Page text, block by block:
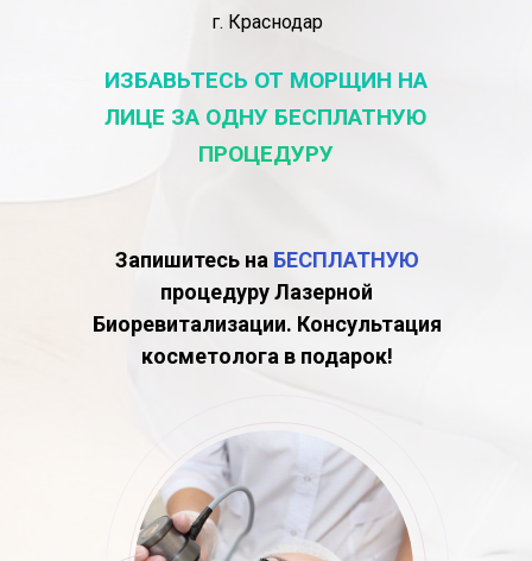
ИЗБАВЬТЕСЬ ОТ МОРЩИН НА
ЛИЦЕ ЗА ОДНУ БЕСПЛАТНУЮ
ПРОЦЕДУРУ
Запишитесь на БЕСПЛАТНУЮ
процедуру Лазерной
Биоревитализации. Консультация
косметолога в подарок!
г. Краснодар